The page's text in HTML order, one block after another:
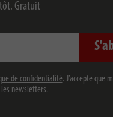
Gratuit
de confidentialité. J’accepte que
newsletters.